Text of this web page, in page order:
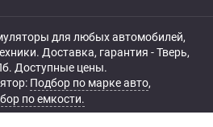
для любых автомобилей,
Доставка, гарантия - Тверь,
Доступные цены.
Подбор по марке авто,
по емкости.
защищены.